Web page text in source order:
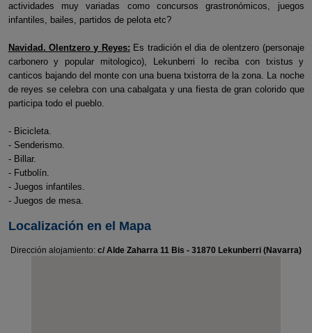
actividades muy variadas como concursos grastronómicos, juegos
infantiles, bailes, partidos de pelota etc?
Navidad. Olentzero y Reyes: Es tradición el dia de olentzero (personaje
carbonero y popular mitologico), Lekunberri lo reciba con txistus y
canticos bajando del monte con una buena txistorra de la zona. La noche
de reyes se celebra con una cabalgata y una fiesta de gran colorido que
participa todo el pueblo.
- Bicicleta.
- Senderismo.
- Billar.
- Futbolín.
- Juegos infantiles.
- Juegos de mesa.
Localización en el Mapa
Dirección alojamiento: c/ Alde Zaharra 11 Bis - 31870 Lekunberri (Navarra)